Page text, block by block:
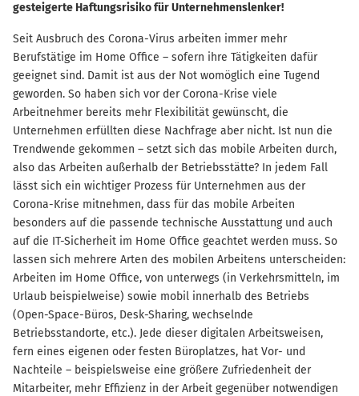
gesteigerte Haftungsrisiko für Unternehmenslenker!
Seit Ausbruch des Corona-Virus arbeiten immer mehr
Berufstätige im Home Office – sofern ihre Tätigkeiten dafür
geeignet sind. Damit ist aus der Not womöglich eine Tugend
geworden. So haben sich vor der Corona-Krise viele
Arbeitnehmer bereits mehr Flexibilität gewünscht, die
Unternehmen erfüllten diese Nachfrage aber nicht. Ist nun die
Trendwende gekommen – setzt sich das mobile Arbeiten durch,
also das Arbeiten außerhalb der Betriebsstätte? In jedem Fall
lässt sich ein wichtiger Prozess für Unternehmen aus der
Corona-Krise mitnehmen, dass für das mobile Arbeiten
besonders auf die passende technische Ausstattung und auch
auf die IT-Sicherheit im Home Office geachtet werden muss. So
lassen sich mehrere Arten des mobilen Arbeitens unterscheiden:
Arbeiten im Home Office, von unterwegs (in Verkehrsmitteln, im
Urlaub beispielweise) sowie mobil innerhalb des Betriebs
(Open-Space-Büros, Desk-Sharing, wechselnde
Betriebsstandorte, etc.). Jede dieser digitalen Arbeitsweisen,
fern eines eigenen oder festen Büroplatzes, hat Vor- und
Nachteile – beispielsweise eine größere Zufriedenheit der
Mitarbeiter, mehr Effizienz in der Arbeit gegenüber notwendigen